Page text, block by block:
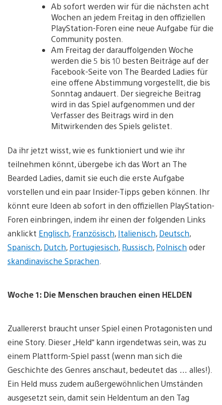
Ab sofort werden wir für die nächsten acht
Wochen an jedem Freitag in den offiziellen
PlayStation-Foren eine neue Aufgabe für die
Community posten.
Am Freitag der darauffolgenden Woche
werden die 5 bis 10 besten Beiträge auf der
Facebook-Seite von The Bearded Ladies für
eine offene Abstimmung vorgestellt, die bis
Sonntag andauert. Der siegreiche Beitrag
wird in das Spiel aufgenommen und der
Verfasser des Beitrags wird in den
Mitwirkenden des Spiels gelistet.
Da ihr jetzt wisst, wie es funktioniert und wie ihr
teilnehmen könnt, übergebe ich das Wort an The
Bearded Ladies, damit sie euch die erste Aufgabe
vorstellen und ein paar Insider-Tipps geben können. Ihr
könnt eure Ideen ab sofort in den offiziellen PlayStation-
Foren einbringen, indem ihr einen der folgenden Links
anklickt Englisch, Französisch, Italienisch, Deutsch,
Spanisch, Dutch, Portugiesisch, Russisch, Polnisch oder
skandinavische Sprachen
Woche 1: Die Menschen brauchen einen HELDEN
Zuallererst braucht unser Spiel einen Protagonisten und
eine Story. Dieser „Held“ kann irgendetwas sein, was zu
einem Plattform-Spiel passt (wenn man sich die
Geschichte des Genres anschaut, bedeutet das … alles!).
Ein Held muss zudem außergewöhnlichen Umständen
ausgesetzt sein, damit sein Heldentum an den Tag